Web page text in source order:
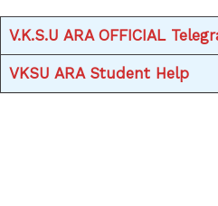
V.K.S.U ARA OFFICIAL
VKSU ARA Student Help